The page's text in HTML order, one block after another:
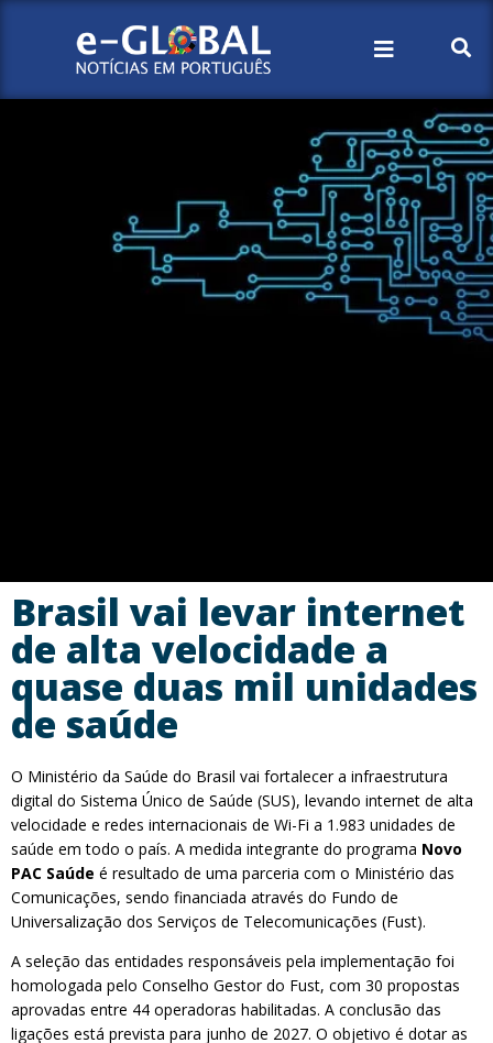
Brasil vai levar internet
de alta velocidade a
quase duas mil unidades
de saúde
O Ministério da Saúde do Brasil vai fortalecer a infraestrutura
digital do Sistema Único de Saúde (SUS), levando internet de alta
velocidade e redes internacionais de Wi-Fi a 1.983 unidades de
saúde em todo o país. A medida integrante do programa Novo
PAC Saúde é resultado de uma parceria com o Ministério das
Comunicações, sendo financiada através do Fundo de
Universalização dos Serviços de Telecomunicações (Fust).
A seleção das entidades responsáveis ​​pela implementação foi
homologada pelo Conselho Gestor do Fust, com 30 propostas
aprovadas entre 44 operadoras habilitadas. A conclusão das
ligações está prevista para junho de 2027. O objetivo é dotar as